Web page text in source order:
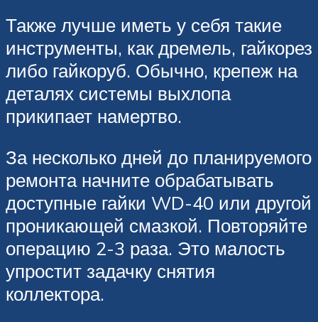
Также лучше иметь у себя такие
инструменты, как дремель, гайкорез
либо гайкоруб. Обычно, крепеж на
деталях системы выхлопа
прикипает намертво.
За несколько дней до планируемого
ремонта начните обрабатывать
доступные гайки WD-40 или другой
проникающей смазкой. Повторяйте
операцию 2-3 раза. Это малость
упростит задачку снятия
коллектора.